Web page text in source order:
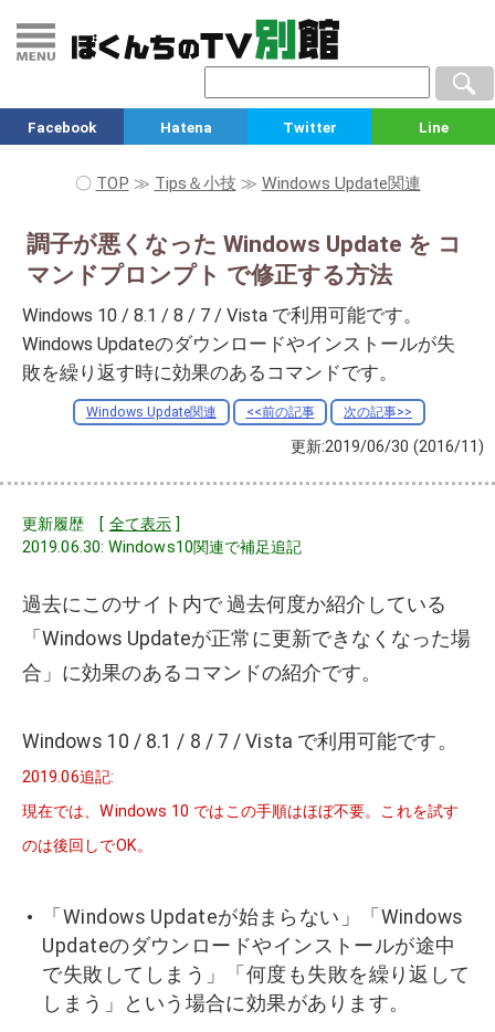
Facebook Hatena Twitter Line
〇 TOP ≫ Tips＆小技 ≫ Windows Update関連
調子が悪くなった Windows Update を コ
マンドプロンプト で修正する方法
Windows 10 / 8.1 / 8 / 7 / Vista で利用可能です。
Windows Updateのダウンロードやインストールが失
敗を繰り返す時に効果のあるコマンドです。
Windows Update関連 <<前の記事 次の記事>>
更新:2019/06/30 (2016/11)
更新履歴 [ 全て表示]
2019.06.30: Windows10関連で補足追記
過去にこのサイト内で 過去何度か紹介している
「Windows Updateが正常に更新できなくなった場
合」に効果のあるコマンドの紹介です。
Windows 10 / 8.1 / 8 / 7 / Vista で利用可能です。
2019.06追記:
現在では、Windows 10 ではこの手順はほぼ不要。これを試す
のは後回しでOK。
「Windows Updateが始まらない」「Windows
Updateのダウンロードやインストールが途中
で失敗してしまう」「何度も失敗を繰り返して
しまう」という場合に効果があります。